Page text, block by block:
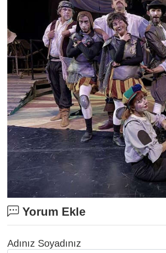
Yorum Ekle
Adınız Soyadınız